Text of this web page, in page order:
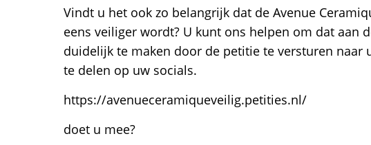
Vindt u het ook zo belangrijk dat de Avenue
eens veiliger wordt? U kunt ons helpen om dat aan
duidelijk te maken door de petitie te versturen naar
te delen op uw socials.
https://avenueceramiqueveilig.petities.nl/
doet u mee?